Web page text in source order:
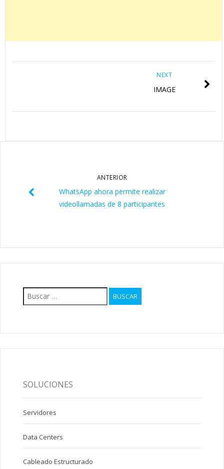
NEXT
IMAGE
ANTERIOR
WhatsApp ahora permite realizar
videollamadas de 8 participantes
SOLUCIONES
Servidores
Data Centers
Cableado Estructurado